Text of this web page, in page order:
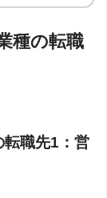
種の転職
転職先1：営